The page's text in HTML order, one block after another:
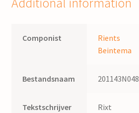
Additional information
Componist
Rients
Beintema
Bestandsnaam 201143N048
Tekstschrijver Rixt